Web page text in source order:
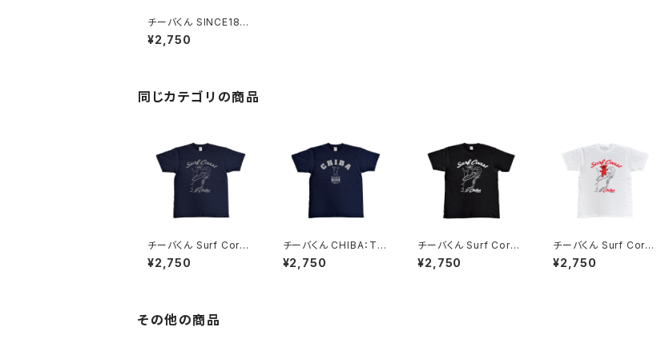
チーバくん SINCE187
3：Tシャツ（White）
¥2,750
同じカテゴリの商品
チーバくん Surf Cors
t：Tシャツ（Naby）
¥2,750
チーバくん CHIBA：Tシ
ャツ（Naby）
¥2,750
チーバくん Surf Cors
t：Tシャツ（Black）
¥2,750
チーバくん Surf Cors
t：Tシャツ（White）
¥2,750
その他の商品